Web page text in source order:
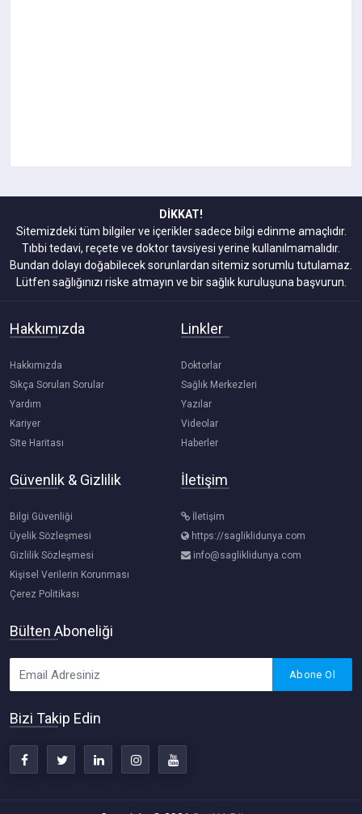
DİKKAT!
Sitemizdeki tüm bilgiler ve içerikler sadece bilgi edinme amaçlıdır.
Tıbbi tedavi, reçete ve doktor tavsiyesi yerine kullanılmamalıdır.
Bundan dolayı doğabilecek sorunlardan sitemiz sorumlu tutulamaz.
Lütfen sağlığınızı riske atmayın ve bir sağlık kuruluşuna başvurun.
Hakkımızda
Hakkımızda
Sıkça Sorulan Sorular
Yardım
Kariyer
Site Haritası
Linkler
Doktorlar
Sağlık Merkezleri
Yazılar
Videolar
Haberler
Güvenlik & Gizlilik
Bilgi Güvenliği
Üyelik Sözleşmesi
Gizlilik Sözleşmesi
Kişisel Verilerin Korunması
Çerez Politikası
İletişim
İletişim
https://sagliklidunya.com
info@sagliklidunya.com
Bülten Aboneliği
Abone Ol
Bizi Takip Edin